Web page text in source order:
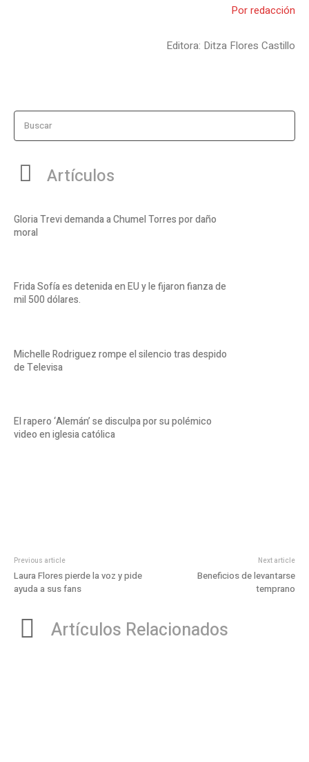
Por redacción
Editora: Ditza Flores Castillo
Buscar
Artículos
Gloria Trevi demanda a Chumel Torres por daño
moral
Frida Sofía es detenida en EU y le fijaron fianza de
mil 500 dólares.
Michelle Rodriguez rompe el silencio tras despido
de Televisa
El rapero ‘Alemán’ se disculpa por su polémico
video en iglesia católica
Previous article
Laura Flores pierde la voz y pide
ayuda a sus fans
Next article
Beneficios de levantarse
temprano
Artículos Relacionados